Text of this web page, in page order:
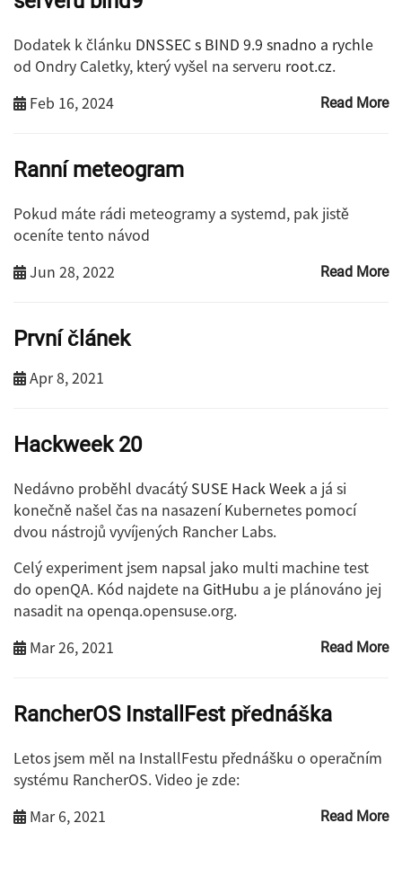
Dodatek k článku DNSSEC s BIND 9.9 snadno a rychle
od Ondry Caletky, který vyšel na serveru root.cz.
Read More
Feb 16, 2024
Ranní meteogram
Pokud máte rádi meteogramy a systemd, pak jistě
oceníte tento návod
Read More
Jun 28, 2022
První článek
Apr 8, 2021
Hackweek 20
Nedávno proběhl dvacátý SUSE Hack Week a já si
konečně našel čas na nasazení Kubernetes pomocí
dvou nástrojů vyvíjených Rancher Labs.
Celý experiment jsem napsal jako multi machine test
do openQA. Kód najdete na GitHubu a je plánováno jej
nasadit na openqa.opensuse.org.
Read More
Mar 26, 2021
RancherOS InstallFest přednáška
Letos jsem měl na InstallFestu přednášku o operačním
systému RancherOS. Video je zde:
Read More
Mar 6, 2021